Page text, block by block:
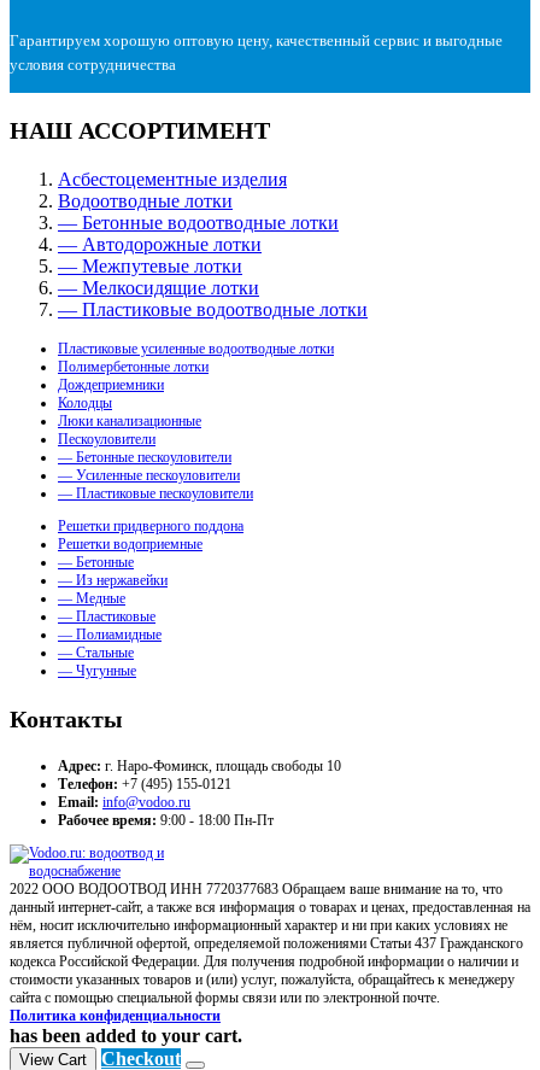
Гарантируем хорошую оптовую цену, качественный сервис и выгодные
условия сотрудничества
НАШ АССОРТИМЕНТ
Асбестоцементные изделия
Водоотводные лотки
— Бетонные водоотводные лотки
— Автодорожные лотки
— Межпутевые лотки
— Мелкосидящие лотки
— Пластиковые водоотводные лотки
Пластиковые усиленные водоотводные лотки
Полимербетонные лотки
Дождеприемники
Колодцы
Люки канализационные
Пескоуловители
— Бетонные пескоуловители
— Усиленные пескоуловители
— Пластиковые пескоуловители
Решетки придверного поддона
Решетки водоприемные
— Бетонные
— Из нержавейки
— Медные
— Пластиковые
— Полиамидные
— Стальные
— Чугунные
Контакты
Адрес: г. Наро-Фоминск, площадь свободы 10
Телефон: +7 (495) 155-0121
Email: info@vodoo.ru
Рабочее время: 9:00 - 18:00 Пн-Пт
2022 ООО ВОДООТВОД ИНН 7720377683 Обращаем ваше внимание на то, что
данный интернет-сайт, а также вся информация о товарах и ценах, предоставленная на
нём, носит исключительно информационный характер и ни при каких условиях не
является публичной офертой, определяемой положениями Статьи 437 Гражданского
кодекса Российской Федерации. Для получения подробной информации о наличии и
стоимости указанных товаров и (или) услуг, пожалуйста, обращайтесь к менеджеру
сайта с помощью специальной формы связи или по электронной почте.
Политика конфиденциальности
has been added to your cart.
View Cart Checkout